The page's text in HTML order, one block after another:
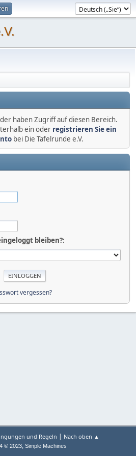
haben Zugriff auf diesen Bereich.
ein oder registrieren Sie ein
bei Die Tafelrunde e.V.
bleiben?:
vergessen?
und Regeln | Nach oben ▲
© 2023, Simple Machines